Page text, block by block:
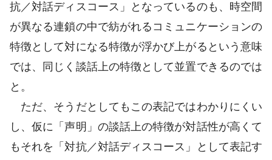
抗／対話ディスコース」となっているのも、時空間
が異なる連鎖の中で紡がれるコミュニケーションの
特徴として対になる特徴が浮かび上がるという意味
では、同じく談話上の特徴として並置できるのでは
と。
ただ、そうだとしてもこの表記ではわかりにくい
し、仮に「声明」の談話上の特徴が対話性が高くて
もそれを「対抗／対話ディスコース」として表記す